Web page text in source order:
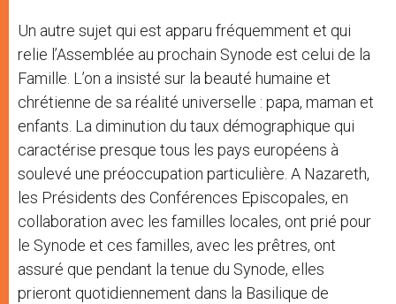
Un autre sujet qui est apparu fréquemment et qui
relie l’Assemblée au prochain Synode est celui de la
Famille. L’on a insisté sur la beauté humaine et
chrétienne de sa réalité universelle : papa, maman et
enfants. La diminution du taux démographique qui
caractérise presque tous les pays européens à
soulevé une préoccupation particulière. A Nazareth,
les Présidents des Conférences Episcopales, en
collaboration avec les familles locales, ont prié pour
le Synode et ces familles, avec les prêtres, ont
assuré que pendant la tenue du Synode, elles
prieront quotidiennement dans la Basilique de